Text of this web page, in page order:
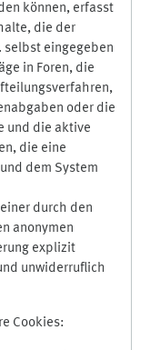
können, erfasst
die der
selbst eingegeben
in Foren, die
oder die
und die aktive
die eine
dem System
durch den
anonymen
explizit
unwiderruflich
Cookies: